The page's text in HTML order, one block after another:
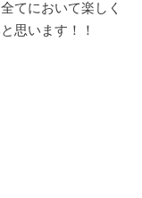
てにおいて楽しく
思います！！